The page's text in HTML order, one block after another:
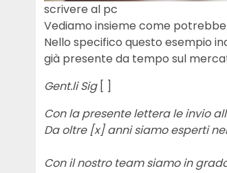
scrivere al pc
Vediamo insieme come
Nello specifico questo esempio
già presente da tempo sul
Gent.li Sig [ ]
Con la presente lettera le invio
Da oltre [x] anni siamo esperti
Con il nostro team siamo in